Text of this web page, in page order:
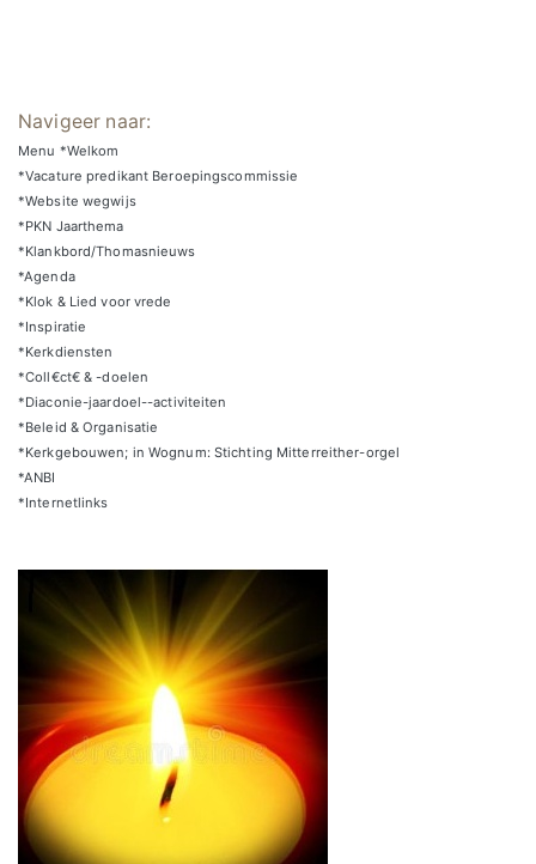
Navigeer naar:
Menu *Welkom
*Vacature predikant Beroepingscommissie
*Website wegwijs
*PKN Jaarthema
*Klankbord/Thomasnieuws
*Agenda
*Klok & Lied voor vrede
*Inspiratie
*Kerkdiensten
*Coll€ct€ & -doelen
*Diaconie-jaardoel--activiteiten
*Beleid & Organisatie
*Kerkgebouwen; in Wognum: Stichting Mitterreither-orgel
*ANBI
*Internetlinks